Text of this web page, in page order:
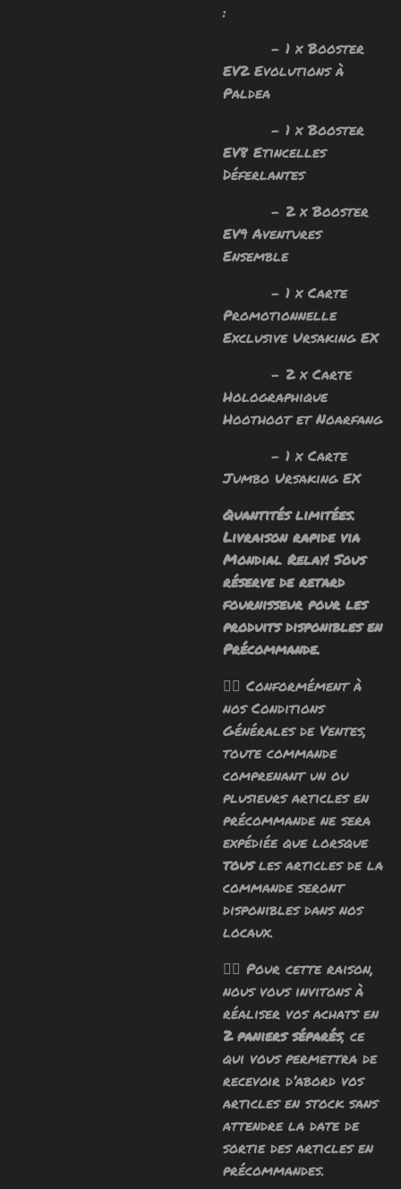
:
- 1 x Booster
EV2 Evolutions à
Paldea
- 1 x Booster
EV8 Etincelles
Déferlantes
- 2 x Booster
EV9 Aventures
Ensemble
- 1 x Carte
Promotionnelle
Exclusive Ursaking EX
- 2 x Carte
Holographique
Hoothoot et Noarfang
- 1 x Carte
Jumbo Ursaking EX
Quantités limitées.
Livraison rapide via
Mondial Relay! Sous
réserve de retard
fournisseur pour les
produits disponibles en
Précommande.
🧙‍♂️ Conformément à
nos Conditions
Générales de Ventes,
toute commande
comprenant un ou
plusieurs articles en
précommande ne sera
expédiée que lorsque
tousles articles de la
commande seront
disponibles dans nos
locaux.
🧙‍♂️ Pour cette raison,
nous vous invitons à
réaliser vos achats en
2 paniers séparés, ce
qui vous permettra de
recevoir d’abord vos
articles en stock sans
attendre la date de
sortie des articles en
précommandes.